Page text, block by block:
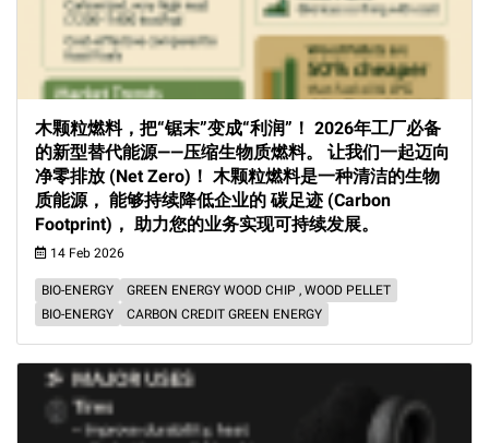
木颗粒燃料，把“锯末”变成“利润”！ 2026年工厂必备
的新型替代能源——压缩生物质燃料。 让我们一起迈向
净零排放 (Net Zero)！ 木颗粒燃料是一种清洁的生物
质能源， 能够持续降低企业的 碳足迹 (Carbon
Footprint)， 助力您的业务实现可持续发展。
14 Feb 2026
BIO-ENERGY
GREEN ENERGY WOOD CHIP , WOOD PELLET
BIO-ENERGY
CARBON CREDIT GREEN ENERGY